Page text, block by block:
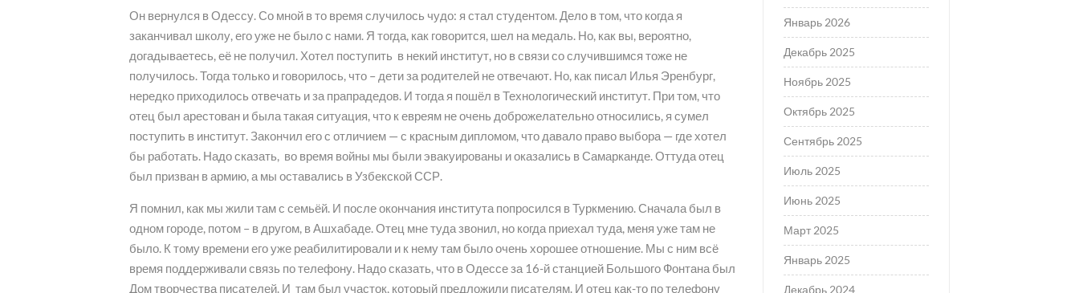
Он вернулся в Одессу. Со мной в то время случилось чудо: я стал студентом. Дело в том, что когда я
заканчивал школу, его уже не было с нами. Я тогда, как говорится, шел на медаль. Но, как вы, вероятно,
догадываетесь, её не получил. Хотел поступить в некий институт, но в связи со случившимся тоже не
получилось. Тогда только и говорилось, что – дети за родителей не отвечают. Но, как писал Илья Эренбург,
нередко приходилось отвечать и за прапрадедов. И тогда я пошёл в Технологический институт. При том, что
отец был арестован и была такая ситуация, что к евреям не очень доброжелательно относились, я сумел
поступить в институт. Закончил его с отличием — с красным дипломом, что давало право выбора — где хотел
бы работать. Надо сказать, во время войны мы были эвакуированы и оказались в Самарканде. Оттуда отец
был призван в армию, а мы оставались в Узбекской ССР.
Я помнил, как мы жили там с семьёй. И после окончания института попросился в Туркмению. Сначала был в
одном городе, потом – в другом, в Ашхабаде. Отец мне туда звонил, но когда приехал туда, меня уже там не
было. К тому времени его уже реабилитировали и к нему там было очень хорошее отношение. Мы с ним всё
время поддерживали связь по телефону. Надо сказать, что в Одессе за 16-й станцией Большого Фонтана был
Дом творчества писателей. И там был участок, который предложили писателям. И отец как-то по телефону
Январь 2026
Декабрь 2025
Ноябрь 2025
Октябрь 2025
Сентябрь 2025
Июль 2025
Июнь 2025
Март 2025
Январь 2025
Декабрь 2024